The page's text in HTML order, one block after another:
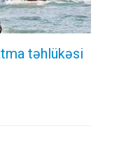
təhlükəsi